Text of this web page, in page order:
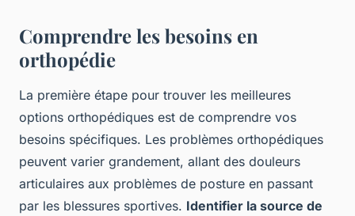
Comprendre les besoins en
orthopédie
La première étape pour trouver les meilleures
options orthopédiques est de comprendre vos
besoins spécifiques. Les problèmes orthopédiques
peuvent varier grandement, allant des douleurs
articulaires aux problèmes de posture en passant
par les blessures sportives. Identifier la source de